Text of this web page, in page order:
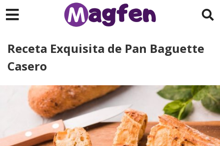
Receta Exquisita de Pan Baguette
Casero